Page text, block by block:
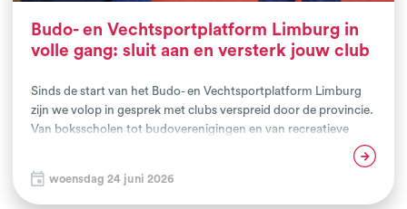
Budo- en Vechtsportplatform Limburg in
volle gang: sluit aan en versterk jouw club
Sinds de start van het Budo- en Vechtsportplatform Limburg
zijn we volop in gesprek met clubs verspreid door de provincie.
Van boksscholen tot budoverenigingen en van recreatieve
woensdag 24 juni 2026